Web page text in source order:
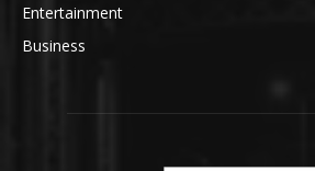
Entertainment
Business